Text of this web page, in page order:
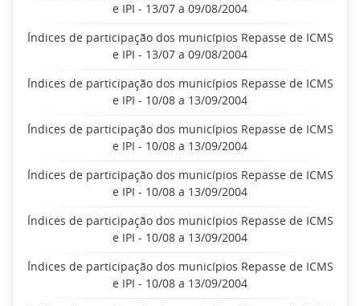
e IPI - 13/07 a 09/08/2004
Índices de participação dos municípios Repasse de ICMS
e IPI - 13/07 a 09/08/2004
Índices de participação dos municípios Repasse de ICMS
e IPI - 10/08 a 13/09/2004
Índices de participação dos municípios Repasse de ICMS
e IPI - 10/08 a 13/09/2004
Índices de participação dos municípios Repasse de ICMS
e IPI - 10/08 a 13/09/2004
Índices de participação dos municípios Repasse de ICMS
e IPI - 10/08 a 13/09/2004
Índices de participação dos municípios Repasse de ICMS
e IPI - 10/08 a 13/09/2004